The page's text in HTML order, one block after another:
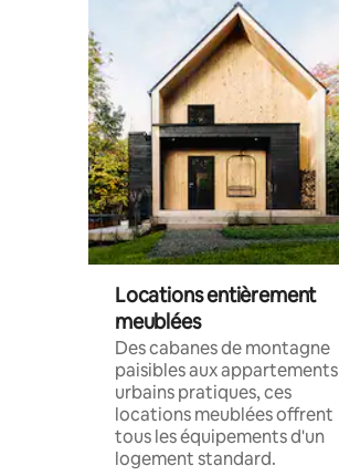
Locations entièrement
meublées
Des cabanes de montagne
paisibles aux appartements
urbains pratiques, ces
locations meublées offrent
tous les équipements d'un
logement standard.